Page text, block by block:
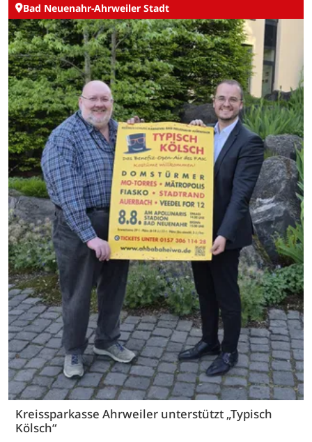
Bad Neuenahr-Ahrweiler Stadt
Kreissparkasse Ahrweiler unterstützt „Typisch
Kölsch“